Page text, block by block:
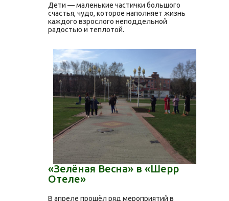
Дети — маленькие частички большого
счастья, чудо, которое наполняет жизнь
каждого взрослого неподдельной
радостью и теплотой.
«Зелёная Весна» в «Шерр
Отеле»
В апреле прошёл ряд мероприятий в